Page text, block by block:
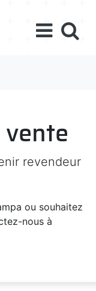
revendeur
ou souhaitez
nous à